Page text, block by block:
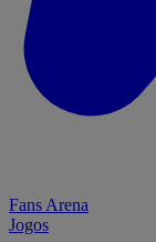
Fans Arena
Jogos